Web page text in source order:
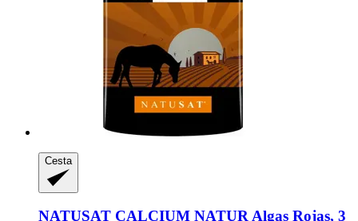
Cesta
NATUSAT CALCIUM NATUR Algas Rojas, 3